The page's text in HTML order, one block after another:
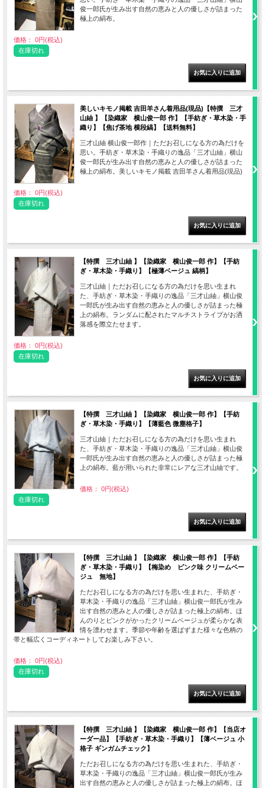
俊一郎氏が生み出す自然の恵みと人の優しさが詰まった
極上の絹布。
価格： 0円(税込)
在庫切れ
美しいキモノ掲載 吉田羊さん着用品(現品)【特撰 三才
山紬 】【染織家 横山俊一郎 作】【手紡ぎ・草木染・手
織り】【焦げ茶地 横段縞】【送料無料】
三才山紬 横山俊一郎作｜ただお召しになる方の為だけを
思い。手紡ぎ・草木染・手織りの逸品「三才山紬」横山
俊一郎氏が生み出す自然の恵みと人の優しさが詰まった
極上の絹布。美しいキモノ掲載 吉田羊さん着用品(現品)
価格： 0円(税込)
在庫切れ
【特撰 三才山紬 】【染織家 横山俊一郎 作】【手紡
ぎ・草木染・手織り】【極薄ベージュ 縞柄】
三才山紬｜ただお召しになる方の為だけを思い生まれ
た、手紡ぎ・草木染・手織りの逸品「三才山紬」横山俊
一郎氏が生み出す自然の恵みと人の優しさが詰まった極
上の絹布。ランダムに配されたマルチストライプがお洒
落感を際立たせます。
価格： 0円(税込)
在庫切れ
【特撰 三才山紬 】【染織家 横山俊一郎 作】【手紡
ぎ・草木染・手織り】【薄藍色 微塵格子】
三才山紬｜ただお召しになる方の為だけを思い生まれ
た、手紡ぎ・草木染・手織りの逸品「三才山紬」横山俊
一郎氏が生み出す自然の恵みと人の優しさが詰まった極
上の絹布。藍が用いられた非常にレアな三才山紬です。
価格： 0円(税込)
在庫切れ
【特撰 三才山紬 】【染織家 横山俊一郎 作】【手紡
ぎ・草木染・手織り】【梅染め ピンク味 クリームベー
ジュ 無地】
ただお召しになる方の為だけを思い生まれた、手紡ぎ・
草木染・手織りの逸品「三才山紬」横山俊一郎氏が生み
出す自然の恵みと人の優しさが詰まった極上の絹布。ほ
んのりとピンクがかったクリームベージュが柔らかな表
情を漂わせます。季節や年齢を選ばずまた様々な色柄の
帯と幅広くコーディネートしてお楽しみ下さい。
価格： 0円(税込)
在庫切れ
【特撰 三才山紬 】【染織家 横山俊一郎 作】【当店オ
ーダー品】【手紡ぎ・草木染・手織り】【薄ベージュ 小
格子 ギンガムチェック】
ただお召しになる方の為だけを思い生まれた、手紡ぎ・
草木染・手織りの逸品「三才山紬」横山俊一郎氏が生み
出す自然の恵みと人の優しさが詰まった極上の絹布。ほ